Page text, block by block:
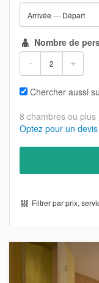
Arrivée — Départ
Nombre de
- +
Chercher aussi
8 chambres ou plus
Optez pour un
Filtrer par prix,